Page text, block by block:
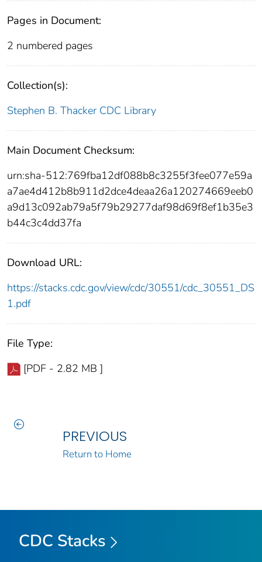
Pages in Document:
2 numbered pages
Collection(s):
Stephen B. Thacker CDC Library
Main Document Checksum:
urn:sha-512:769fba12df088b8c3255f3fee077e59a
a7ae4d412b8b911d2dce4deaa26a120274669eeb0
a9d13c092ab79a5f79b29277daf98d69f8ef1b35e3
b44c3c4dd37fa
Download URL:
https://stacks.cdc.gov/view/cdc/30551/cdc_30551_DS
1.pdf
File Type:
[PDF - 2.82 MB ]
PREVIOUS
Return to Home
CDC Stacks